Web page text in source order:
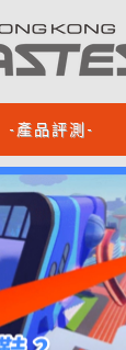
-產品評測-